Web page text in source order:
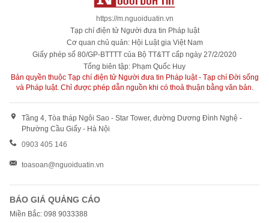
https://m.nguoiduatin.vn
Tạp chí điện tử Người đưa tin Pháp luật
Cơ quan chủ quản: Hội Luật gia Việt Nam
Giấy phép số 80/GP-BTTTT của Bộ TT&TT cấp ngày 27/2/2020
Tổng biên tập: Phạm Quốc Huy
Bản quyền thuộc Tạp chí điện tử Người đưa tin Pháp luật - Tạp chí Đời sống
và Pháp luật. Chỉ được phép dẫn nguồn khi có thoả thuận bằng văn bản.
Tầng 4, Tòa tháp Ngôi Sao - Star Tower, đường Dương Đình Nghệ -
Phường Cầu Giấy - Hà Nội
0903 405 146
toasoan@nguoiduatin.vn
BÁO GIÁ QUẢNG CÁO
Miền Bắc: 098 9033388